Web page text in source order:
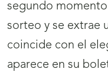
segundo
sorteo y se extrae
coincide con el
aparece en su